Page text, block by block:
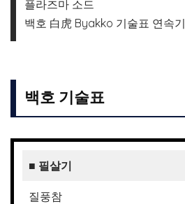
플라즈마 소드
백호 白虎 Byakko 기술표 연속기
백호 기술표
■ 필살기
질풍참